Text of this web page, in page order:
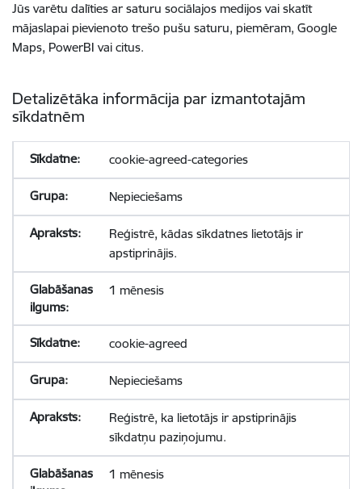
Jūs varētu dalīties ar saturu sociālajos medijos vai skatīt
mājaslapai pievienoto trešo pušu saturu, piemēram, Google
Maps, PowerBI vai citus.
Detalizētāka informācija par izmantotajām
sīkdatnēm
cookie-agreed-categories
Nepieciešams
Reģistrē, kādas sīkdatnes lietotājs ir
apstiprinājis.
1 mēnesis
cookie-agreed
Nepieciešams
Reģistrē, ka lietotājs ir apstiprinājis
sīkdatņu paziņojumu.
1 mēnesis